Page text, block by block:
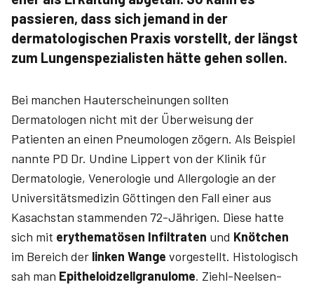
passieren, dass sich jemand in der
dermatologischen Praxis vorstellt, der längst
zum Lungenspezialisten hätte gehen sollen.
Bei manchen Hauterscheinungen sollten
Dermatologen nicht mit der Überweisung der
Patienten an einen Pneumologen zögern. Als Beispiel
nannte PD Dr. Undine Lippert­ von der Klinik für
Dermatologie, Venerologie und Allergologie an der
Universitätsmedizin Göttingen den Fall einer aus
Kasachstan stammenden 72-Jährigen. Diese hatte
sich mit erythematösen Infiltraten und Knötchen
im Bereich der linken Wange vorgestellt. Histologisch
sah man Epitheloidzellgranulome. Ziehl-Neelsen-